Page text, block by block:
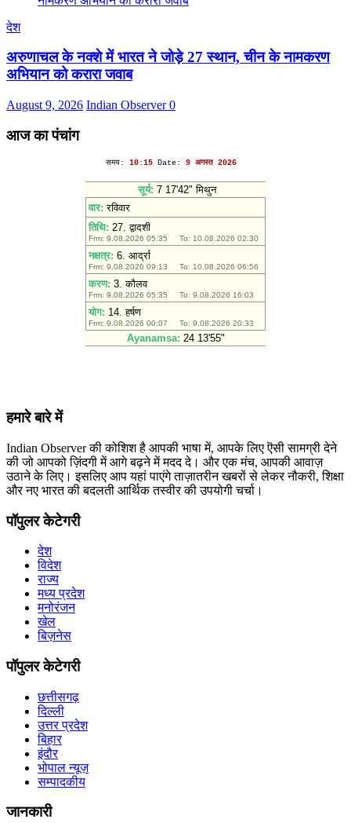
देश
अरुणाचल के नक्शे में भारत ने जोड़े 27 स्थान, चीन के नामकरण
अभियान को करारा जवाब
August 9, 2026 Indian Observer0
आज का पंचांग
हमारे बारे में
Indian Observer की कोशिश है आपकी भाषा में, आपके लिए ऎसी सामग्री देने
की जो आपको ज़िंदगी में आगे बढ़ने में मदद दे। और एक मंच, आपकी आवाज़
उठाने के लिए। इसलिए आप यहां पाएंगे ताज़ातरीन खबरों से लेकर नौकरी, शिक्षा
और नए भारत की बदलती आर्थिक तस्वीर की उपयोगी चर्चा।
पॉपुलर केटेगरी
देश
विदेश
राज्य
मध्य प्रदेश
मनोरंजन
खेल
बिज़नेस
पॉपुलर केटेगरी
छत्तीसगढ़
दिल्ली
उत्तर प्रदेश
बिहार
इंदौर
भोपाल न्यूज़
सम्पादकीय
जानकारी